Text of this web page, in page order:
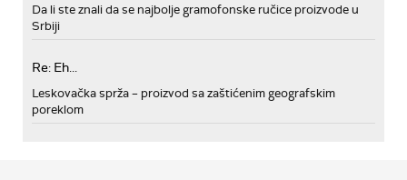
Da li ste znali da se najbolje gramofonske ručice proizvode u
Srbiji
Re: Eh...
Leskovačka sprža – proizvod sa zaštićenim geografskim
poreklom